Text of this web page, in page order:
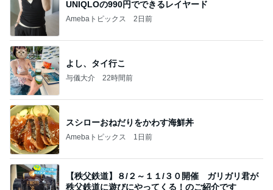
UNIQLOの990円でできるレイヤード
Amebaトピックス 2日前
よし、タイ行こ
与儀大介 22時間前
スシローおねだりをかわす海鮮丼
Amebaトピックス 1日前
【秩父鉄道】８/２～１１/３０開催 ガリガリ君が
秩父鉄道に遊びにやってくる！のご紹介です